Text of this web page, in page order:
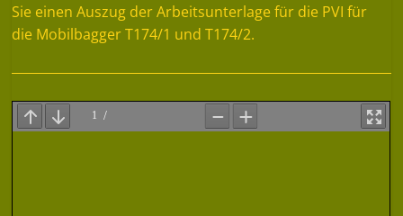
Sie einen Auszug der Arbeitsunterlage für die PVI für
die Mobilbagger T174/1 und T174/2.